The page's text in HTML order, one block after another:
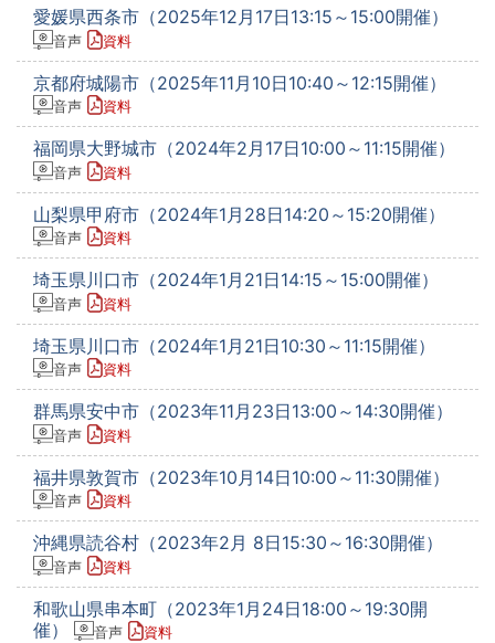
愛媛県西条市（2025年12月17日13:15～15:00開催）
音声 資料
京都府城陽市（2025年11月10日10:40～12:15開催）
音声 資料
福岡県大野城市（2024年2月17日10:00～11:15開催）
音声 資料
山梨県甲府市（2024年1月28日14:20～15:20開催）
音声 資料
埼玉県川口市（2024年1月21日14:15～15:00開催）
音声 資料
埼玉県川口市（2024年1月21日10:30～11:15開催）
音声 資料
群馬県安中市（2023年11月23日13:00～14:30開催）
音声 資料
福井県敦賀市（2023年10月14日10:00～11:30開催）
音声 資料
沖縄県読谷村（2023年2月 8日15:30～16:30開催）
音声 資料
和歌山県串本町（2023年1月24日18:00～19:30開
催）
音声 資料